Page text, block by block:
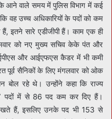
आने वाले समय में पुलिस विभाग में कई
वह उच्च अधिकारियों के पदों को कम
इतने सारे एडीजीपी हैं। काम एक ही
को नए मुख्य सचिव केके पंत और
और आईएफएस कैडर में भी कमी
पूर्व सैनिकों के लिए मंगलवार को ओक
बोल रहे थे। उन्होंने कहा कि राज्य
में से 86 पद कम कर दिए हैं।
हैं, इसलिए उनके पद भी 153 से